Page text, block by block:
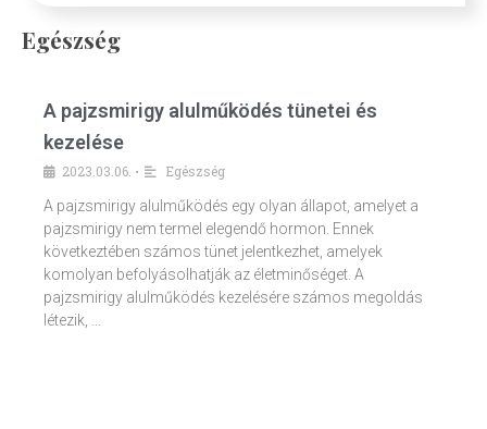
Egészség
A pajzsmirigy alulműködés tünetei és
kezelése
2023.03.06. •
Egészség
A pajzsmirigy alulműködés egy olyan állapot, amelyet a
pajzsmirigy nem termel elegendő hormon. Ennek
következtében számos tünet jelentkezhet, amelyek
komolyan befolyásolhatják az életminőséget. A
pajzsmirigy alulműködés kezelésére számos megoldás
létezik, …